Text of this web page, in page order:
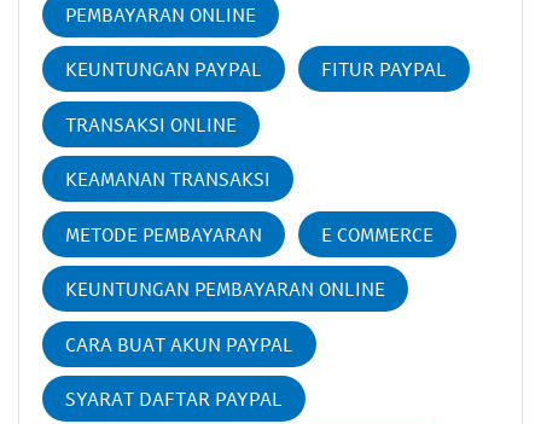
PEMBAYARAN ONLINE
KEUNTUNGAN PAYPAL FITUR PAYPAL
TRANSAKSI ONLINE
KEAMANAN TRANSAKSI
METODE PEMBAYARAN E COMMERCE
KEUNTUNGAN PEMBAYARAN ONLINE
CARA BUAT AKUN PAYPAL
SYARAT DAFTAR PAYPAL